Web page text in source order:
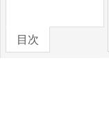
目次